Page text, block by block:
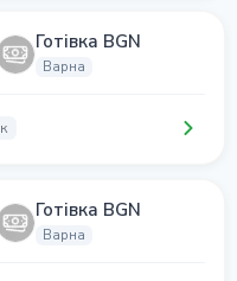
Готівка BGN
Варна
Готівка BGN
Варна